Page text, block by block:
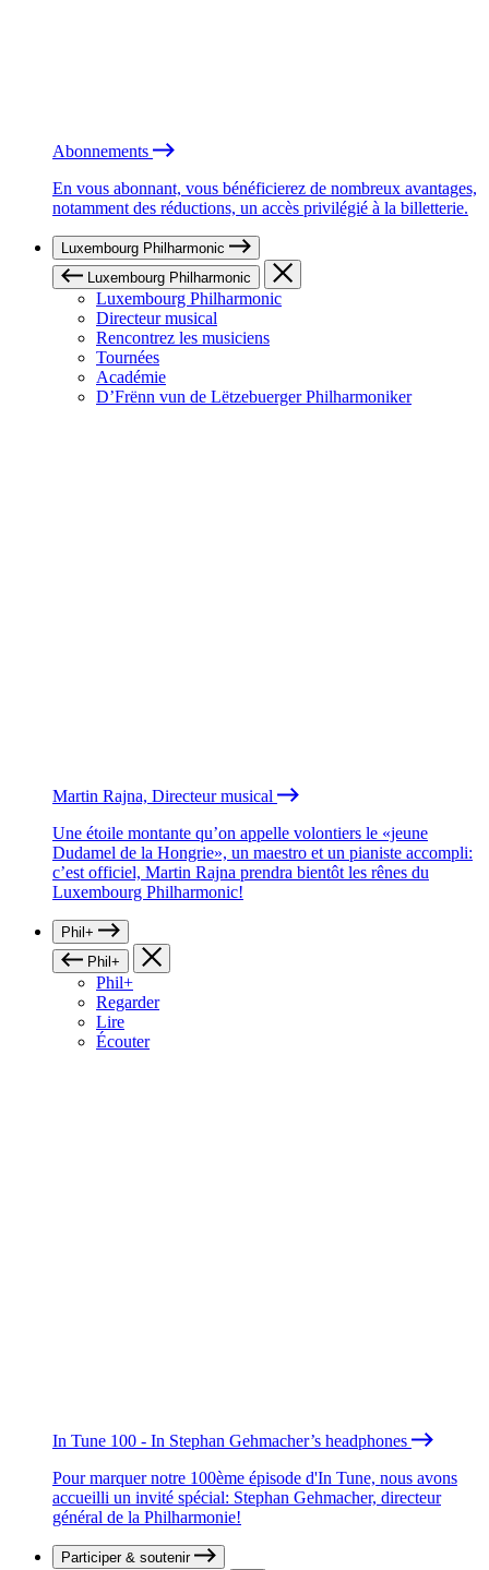
Abonnements
En vous abonnant, vous bénéficierez de nombreux avantages,
notamment des réductions, un accès privilégié à la billetterie.
Luxembourg Philharmonic
Luxembourg Philharmonic
Luxembourg Philharmonic
Directeur musical
Rencontrez les musiciens
Tournées
Académie
D’Frënn vun de Lëtzebuerger Philharmoniker
Martin Rajna, Directeur musical
Une étoile montante qu’on appelle volontiers le «jeune
Dudamel de la Hongrie», un maestro et un pianiste accompli:
c’est officiel, Martin Rajna prendra bientôt les rênes du
Luxembourg Philharmonic!
Phil+
Phil+
Phil+
Regarder
Lire
Écouter
In Tune 100 - In Stephan Gehmacher’s headphones
Pour marquer notre 100ème épisode d'In Tune, nous avons
accueilli un invité spécial: Stephan Gehmacher, directeur
général de la Philharmonie!
Participer & soutenir